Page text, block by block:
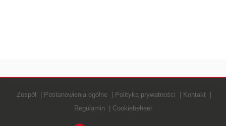
Zespół Postanowienia ogólne Polityką prywatności
Kontakt
Regulamin
Cookiebeheer